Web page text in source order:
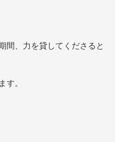
間、力を貸してくださると
す。